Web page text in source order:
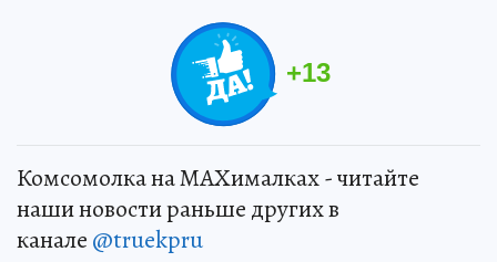
+13
Комсомолка на MAXималках - читайте
наши новости раньше других в
канале @truekpru